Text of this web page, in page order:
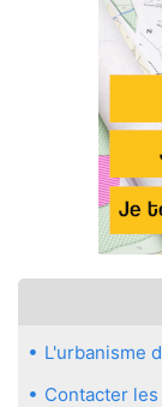
L'urbanisme
Contacter